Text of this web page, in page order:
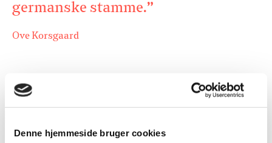
Denne hjemmeside bruger cookies
germanske stamme.”
Ove Korsgaard
Demokrati og geografi hang uløseligt sammen i
1848 som optakt til grundloven
helhjertet demokrat, og samtidig bliver han kritiseret for, at